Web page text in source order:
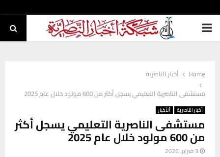
PRIMARY
Home
أخبار الناصرية
مستشفى الناصرية التعليمي يسجل أكثر من 600 مولود خلال عام 2025
أخبار الناصرية ألأخبار
مستشفى الناصرية التعليمي يسجل أكثر
من 600 مولود خلال عام 2025
3 فبراير، 2026